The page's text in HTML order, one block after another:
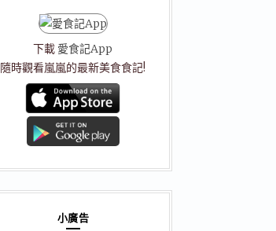
下載 愛食記App
隨時觀看嵐嵐的最新美食食記!
小廣告